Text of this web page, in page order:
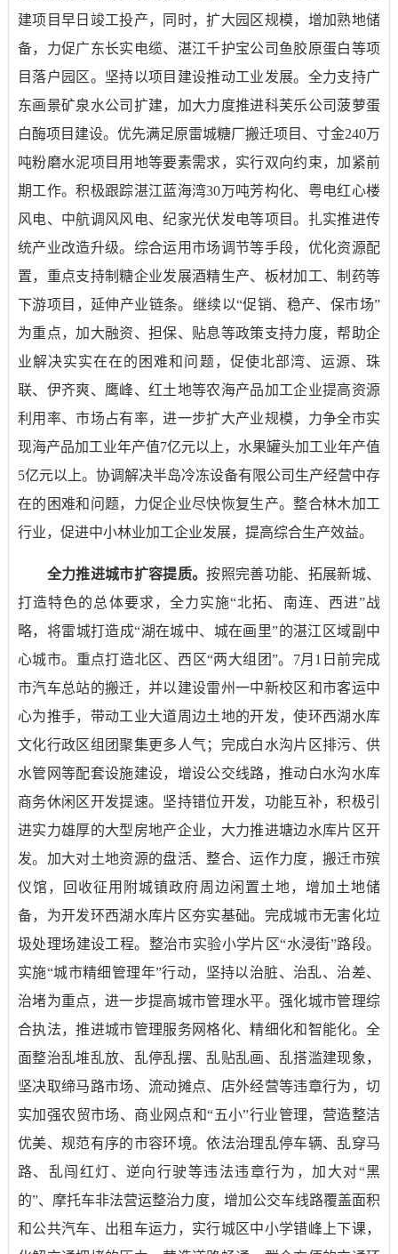
建项目早日竣工投产，同时，扩大园区规模，增加熟地储
备，力促广东长实电缆、湛江千护宝公司鱼胶原蛋白等项
目落户园区。坚持以项目建设推动工业发展。全力支持广
东画景矿泉水公司扩建，加大力度推进科芙乐公司菠萝蛋
白酶项目建设。优先满足原雷城糖厂搬迁项目、寸金240万
吨粉磨水泥项目用地等要素需求，实行双向约束，加紧前
期工作。积极跟踪湛江蓝海湾30万吨芳构化、粤电红心楼
风电、中航调风风电、纪家光伏发电等项目。 扎实推进传
统产业改造升级。 综合运用市场调节等手段，优化资源配
置， 重点支持制糖企业发展酒精生产、板材加工、制药等
下游项目，延伸产业链条。继续以“促销、稳产、保市场”
为重点，加大融资、担保、贴息等政策支持力度，帮助企
业解决实实在在的困难和问题，促使北部湾、运源、珠
联、伊齐爽、鹰峰、红土地等农海产品加工企业提高资源
利用率、市场占有率，进一步扩大产业规模，力争全市实
现海产品加工业年产值7亿元以上，水果罐头加工业年产值
5亿元以上。协调解决半岛冷冻设备有限公司生产经营中存
在的困难和问题，力促企业尽快恢复生产。整合林木加工
行业，促进中小林业加工企业发展，提高综合生产效益。
全力推进城市扩容提质。按照完善功能、拓展新城、
打造特色的总体要求，全力实施“北拓、南连、西进”战
略，将雷城打造成“湖在城中、城在画里”的湛江区域副中
心城市。重点打造北区、西区“两大组团”。 7月 1 日前完成
市汽车总站的搬迁，并以建设雷州一中新校区和市客运中
心为推手，带动工业大道周边土地的开发，使环西湖水库
文化行政区组团聚集更多人气；完成白水沟片区排污、供
水管网等配套设施建设，增设公交线路，推动白水沟水库
商务休闲区开发提速。坚持错位开发，功能互补，积极引
进实力雄厚的大型房地产企业，大力推进塘边水库片区开
发。加大对土地资源的盘活、整合、运作力度，搬迁市殡
仪馆，回收征用附城镇政府周边闲置土地，增加土地储
备，为开发环西湖水库片区夯实基础。完成城市无害化垃
圾处理场建设工程。整治市实验小学片区“水浸街”路段。
实施“城市精细管理年”行动，坚持以治脏、治乱、治差、
治堵为重点，进一步提高城市管理水平。强化城市管理综
合执法，推进城市管理服务网格化、精细化和智能化。全
面整治乱堆乱放、乱停乱摆、乱贴乱画、乱搭滥建现象，
坚决取缔马路市场、流动摊点、店外经营等违章行为，切
实加强农贸市场、商业网点和“五小”行业管理，营造整洁
优美、规范有序的市容环境。依法治理乱停车辆、乱穿马
路、乱闯红灯、逆向行驶等违法违章行为，加大对“黑
的”、摩托车非法营运整治力度，增加公交车线路覆盖面积
和公共汽车、出租车运力，实行城区中小学错峰上下课，